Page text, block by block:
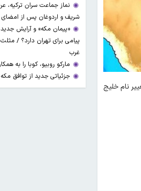
نام خلیج
نماز جماعت سران ترکیه،
شریف و اردوغان پس از امضای
«پیمان مکه» و آرایش
پیامی برای تهران دارد؟ / مثلث
غرب
مارکو روبیو، کوبا را به
جزئیاتی جدید از توافق مکه